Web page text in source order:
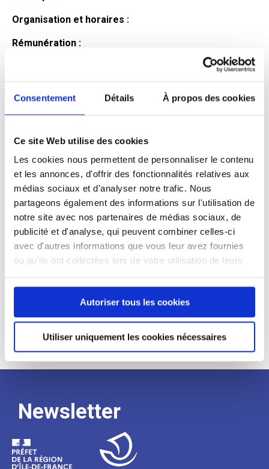
Consentement Détails À propos des cookies
Ce site Web utilise des cookies
Les cookies nous permettent de personnaliser le contenu
et les annonces, d'offrir des fonctionnalités relatives aux
médias sociaux et d'analyser notre trafic. Nous
partageons également des informations sur l'utilisation de
notre site avec nos partenaires de médias sociaux, de
publicité et d'analyse, qui peuvent combiner celles-ci
avec d'autres informations que vous leur avez fournies
ou qu'ils ont collectées lors de votre utilisation de leurs
continuez à utiliser notre site Web.
Autoriser tous les cookies
Utiliser uniquement les cookies nécessaires
Organisation et horaires :
Rémunération :
Profil du
candidat
Qualifications et diplômes :
Profil recherché :
Processus
de
recrutement
Newsletter